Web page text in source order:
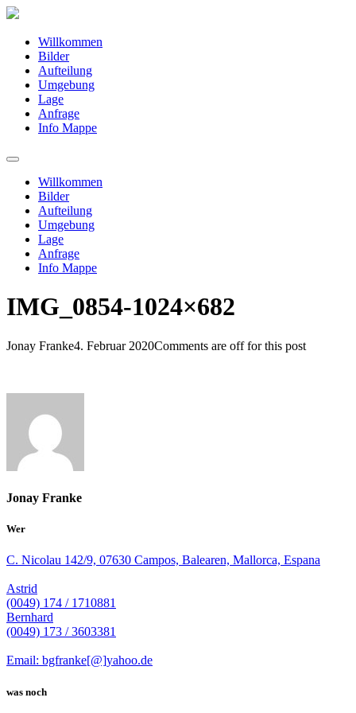
Willkommen
Bilder
Aufteilung
Umgebung
Lage
Anfrage
Info Mappe
Willkommen
Bilder
Aufteilung
Umgebung
Lage
Anfrage
Info Mappe
IMG_0854-1024×682
Jonay Franke4. Februar 2020Comments are off for this post
Jonay Franke
Wer
C. Nicolau 142/9, 07630 Campos, Balearen, Mallorca, Espana
Astrid
(0049) 174 / 1710881
Bernhard
(0049) 173 / 3603381
Email: bgfranke[@]yahoo.de
was noch